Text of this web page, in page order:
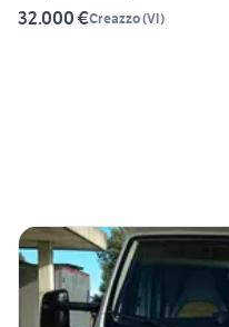
32.000 €Creazzo(VI)